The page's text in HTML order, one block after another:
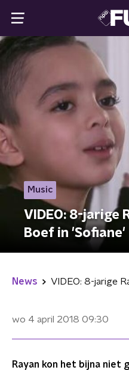
Music
VIDEO: 8-jarige
Boef in 'Sofiane'
News
wo 4 april 2018 09:30
Rayan kon het bijna niet